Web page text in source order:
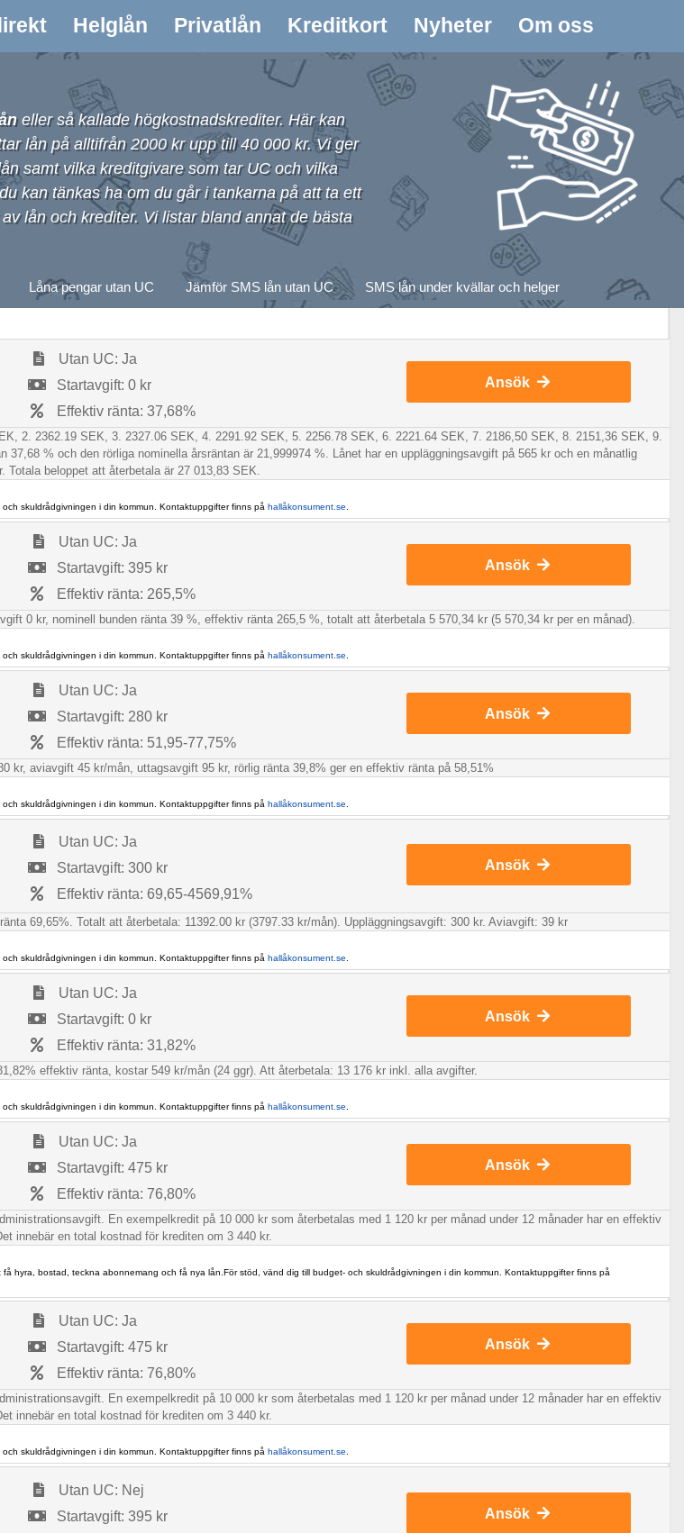
Helglån Privatlån Kreditkort Nyheter Om oss
eller så kallade högkostnadskrediter. Här kan
lån på alltifrån 2000 kr upp till 40 000 kr. Vi ger
samt vilka kreditgivare som tar UC och vilka
kan tänkas ha om du går i tankarna på att ta ett
lån och krediter. Vi listar bland annat de bästa
Låna pengar utan UC Jämför SMS lån utan UC SMS lån under kvällar och helger
Utan UC: Ja
Startavgift: 0 kr
Effektiv ränta: 37,68%
Ansök
2. 2362.19 SEK, 3. 2327.06 SEK, 4. 2291.92 SEK, 5. 2256.78 SEK, 6. 2221.64 SEK, 7. 2186,50 SEK, 8. 2151,36 SEK, 9.
% och den rörliga nominella årsräntan är 21,999974 %. Lånet har en uppläggningsavgift på 565 kr och en månatlig
Totala beloppet att återbetala är 27 013,83 SEK.
skuldrådgivningen i din kommun. Kontaktuppgifter finns på hallåkonsument.se
Utan UC: Ja
Startavgift: 395 kr
Effektiv ränta: 265,5%
Ansök
0 kr, nominell bunden ränta 39 %, effektiv ränta 265,5 %, totalt att återbetala 5 570,34 kr (5 570,34 kr per en månad).
skuldrådgivningen i din kommun. Kontaktuppgifter finns på hallåkonsument.se
Utan UC: Ja
Startavgift: 280 kr
Effektiv ränta: 51,95-77,75%
Ansök
kr, aviavgift 45 kr/mån, uttagsavgift 95 kr, rörlig ränta 39,8% ger en effektiv ränta på 58,51%
skuldrådgivningen i din kommun. Kontaktuppgifter finns på hallåkonsument.se
Utan UC: Ja
Startavgift: 300 kr
Effektiv ränta: 69,65-4569,91%
Ansök
69,65%. Totalt att återbetala: 11392.00 kr (3797.33 kr/mån). Uppläggningsavgift: 300 kr. Aviavgift: 39 kr
skuldrådgivningen i din kommun. Kontaktuppgifter finns på hallåkonsument.se
Utan UC: Ja
Startavgift: 0 kr
Effektiv ränta: 31,82%
Ansök
effektiv ränta, kostar 549 kr/mån (24 ggr). Att återbetala: 13 176 kr inkl. alla avgifter.
skuldrådgivningen i din kommun. Kontaktuppgifter finns på hallåkonsument.se
Utan UC: Ja
Startavgift: 475 kr
Effektiv ränta: 76,80%
Ansök
En exempelkredit på 10 000 kr som återbetalas med 1 120 kr per månad under 12 månader har en effektiv
innebär en total kostnad för krediten om 3 440 kr.
hyra, bostad, teckna abonnemang och få nya lån.För stöd, vänd dig till budget- och skuldrådgivningen i din kommun. Kontaktuppgifter finns på
Utan UC: Ja
Startavgift: 475 kr
Effektiv ränta: 76,80%
Ansök
En exempelkredit på 10 000 kr som återbetalas med 1 120 kr per månad under 12 månader har en effektiv
innebär en total kostnad för krediten om 3 440 kr.
skuldrådgivningen i din kommun. Kontaktuppgifter finns på hallåkonsument.se
Utan UC: Nej
Startavgift: 395 kr
Ansök